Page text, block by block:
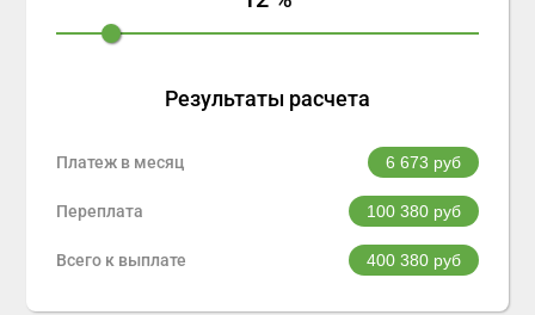
Результаты расчета
Платеж в месяц 6 673 руб
Переплата 100 380руб
Всего к выплате 400 380руб